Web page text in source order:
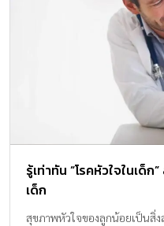
ชาติเพื่อการพัฒนาเด็กและคร
พ่อคุณแม่กันค่ะ ลูกติดมือถือ ผิ
ต่าง ๆ ไม่ว่าจะเป็นหน้าจอมือ
แล้วแต่ส่งผลกระทบต่อพัฒนาก
นั้นมีความบันเทิง และมีทุกสิ่งทุ
อันตรายสำหรับเด็กเล็กได้ ทำ
ทำให้พัฒนาการของลูกล่าช้า เ
มนุษย์ด้วยกันเอง เสียโอกาสที่
เป็นการมองจากฝั่งเดียว ไม่เกิ
รู้เท่าทัน “โรคหัวใจในเ
เด็ก
สุขภาพหัวใจของลูกน้อยเป็นสิ่